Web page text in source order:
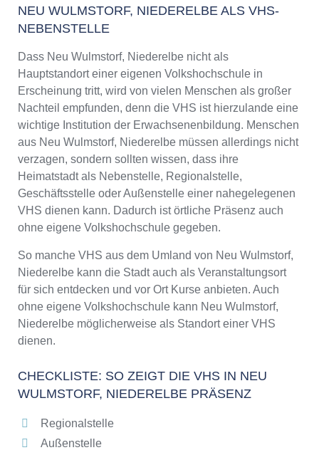
Nebenstelle
Checkliste: So zeigt die VHS in Neu
3 Tipps für Interessierte aus Neu Wulmstorf,
Niederelbe an VHS-Kursen
VHS Neu Wulmstorf, Niederelbe Kurse und
Umgebung
VHS Neu Wulmstorf, Niederelbe –
Öffnungszeiten und Telefonnummer
Online-Kurse – Alternative Angebote zu einem
Kurs an der VHS
Top-Kurse an der Abendschule Neu
Wulmstorf, Niederelbe
Weiterbildung in Neu Wulmstorf, Niederelbe
VHS Neu Wulmstorf, Niederelbe Programm
2025 / 2026
NEU WULMSTORF, NIEDERELBE ALS VHS-
NEBENSTELLE
Dass Neu Wulmstorf, Niederelbe nicht als
Hauptstandort einer eigenen Volkshochschule in
Erscheinung tritt, wird von vielen Menschen als großer
Nachteil empfunden, denn die VHS ist hierzulande eine
wichtige Institution der Erwachsenenbildung. Menschen
aus Neu Wulmstorf, Niederelbe müssen allerdings nicht
verzagen, sondern sollten wissen, dass ihre
Heimatstadt als Nebenstelle, Regionalstelle,
Geschäftsstelle oder Außenstelle einer nahegelegenen
VHS dienen kann. Dadurch ist örtliche Präsenz auch
ohne eigene Volkshochschule gegeben.
So manche VHS aus dem Umland von Neu Wulmstorf,
Niederelbe kann die Stadt auch als Veranstaltungsort
für sich entdecken und vor Ort Kurse anbieten. Auch
ohne eigene Volkshochschule kann Neu Wulmstorf,
Niederelbe möglicherweise als Standort einer VHS
dienen.
CHECKLISTE: SO ZEIGT DIE VHS IN NEU
WULMSTORF, NIEDERELBE PRÄSENZ
Regionalstelle
Außenstelle